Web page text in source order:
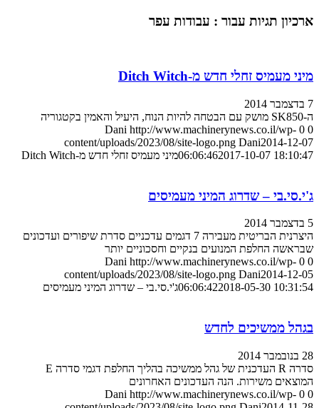
ארכיון תגיות עבור : עבודות עפר
מיני מעמיס זחלי חדש מ-Ditch Witch
7 בדצמבר 2014
ה-SK850 מושק עם הבטחה להיות הנוח, היעיל והאמין בקטגוריה
0
0
Dani http://www.machinerynews.co.il/wp-
content/uploads/2023/08/site-logo.png Dani2014-12-07
06:06:462017-10-07 18:10:47 מיני מעמיס זחלי חדש מ-Ditch Witch
ג'י.סי.בי – שדרוג המיני מעמיסים
5 בדצמבר 2014
היצרנית הבריטית מעבירה 7 דגמים עדכניים סדרת שיפורים ועדכונים
שבראשה החלפת המנועים בנקיים וחסכוניים יותר
0
0
Dani http://www.machinerynews.co.il/wp-
content/uploads/2023/08/site-logo.png Dani2014-12-05
06:06:422018-05-30 10:31:54 ג'י.סי.בי – שדרוג המיני מעמיסים
בגהל ממשיכים לחדש
28 בנובמבר 2014
סדרה R העדכנית של גהל ממשיכה בהליך החלפת דגמי סדרה E
המוצאים משירות. הנה העדכונים האחרונים
0
0
Dani http://www.machinerynews.co.il/wp-